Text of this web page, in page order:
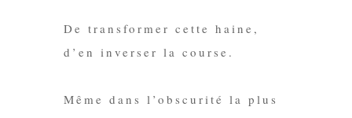
De transformer cette haine,
d’en inverser la course.
Même dans l’obscurité la plus